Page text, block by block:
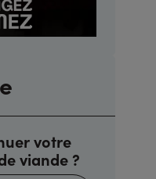
votre
viande ?